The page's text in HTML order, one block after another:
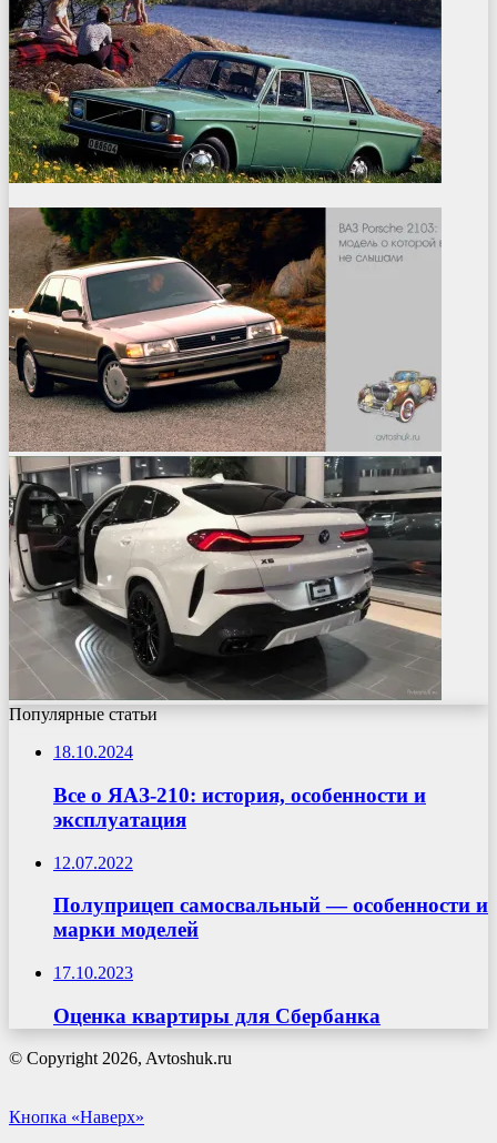
Популярные статьи
18.10.2024
Все о ЯАЗ-210: история, особенности и
эксплуатация
12.07.2022
Полуприцеп самосвальный — особенности и
марки моделей
17.10.2023
Оценка квартиры для Сбербанка
© Copyright 2026, Avtoshuk.ru
Кнопка «Наверх»